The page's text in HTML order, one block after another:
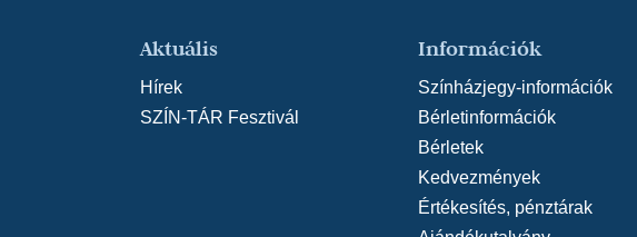
Aktuális
Hírek
SZÍN-TÁR Fesztivál
Információk
Színházjegy-információk
Bérletinformációk
Bérletek
Kedvezmények
Értékesítés, pénztárak